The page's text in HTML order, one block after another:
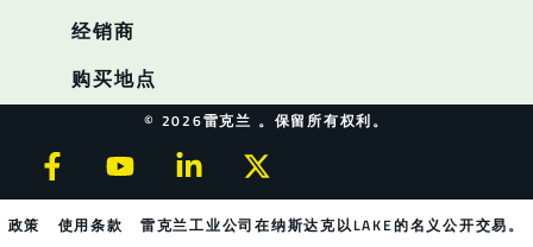
经销商
购买地点
© 2026雷克兰 。保留所有权利。
政策 使用条款 雷克兰工业公司在纳斯达克以LAKE的名义公开交易。